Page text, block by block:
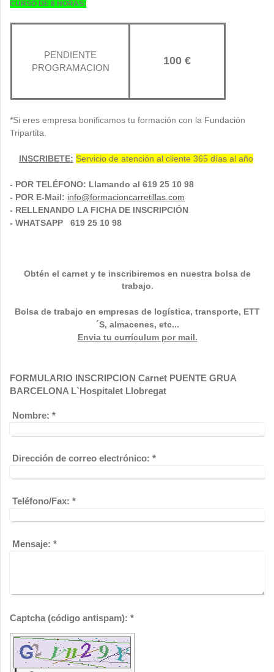
CURSO DE 8 HORAS:
PENDIENTE
PROGRAMACION
100 €
*Si eres empresa bonificamos tu formación con la Fundación
Tripartita.
INSCRIBETE: Servicio de atención al cliente 365 días al año
- POR TELÉFONO: Llamando al 619 25 10 98
- POR E-Mail: info@formacioncarretillas.com
- RELLENANDO LA FICHA DE INSCRIPCIÓN
- WHATSAPP 619 25 10 98
Obtén el carnet y te inscribiremos en nuestra bolsa de
trabajo.
Bolsa de trabajo en empresas de logística, transporte, ETT
´S, almacenes, etc...
Envia tu currículum por mail.
FORMULARIO INSCRIPCION Carnet PUENTE GRUA
BARCELONA L`Hospitalet Llobregat
Nombre: *
Dirección de correo electrónico: *
Teléfono/Fax: *
Mensaje: *
Captcha (código antispam): *